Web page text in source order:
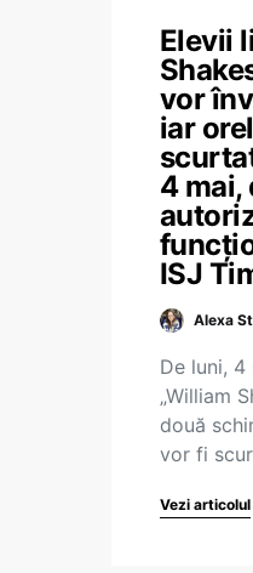
Elevii
vor
iar
4 mai,
ISJ
Alexa
De luni,
„William
două
vor fi
Vezi articolul